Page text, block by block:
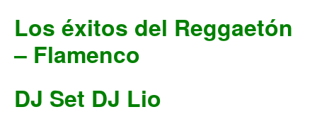
Los éxitos del Reggaetón
– Flamenco
DJ Set DJ Lio